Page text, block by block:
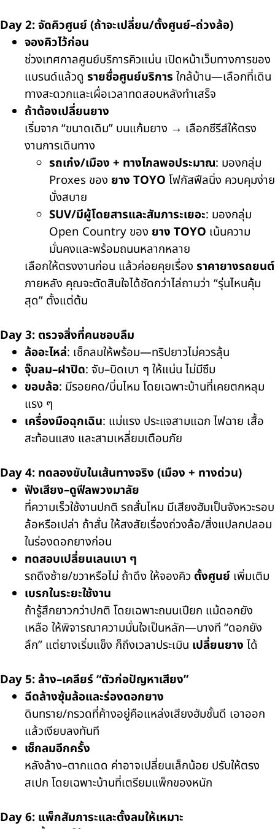
Day 2: จัดคิวศูนย์ (ถ้าจะเปลี่ยน/ตั้งศูนย์–ถ่วงล้อ)
จองคิวไว้ก่อน
ช่วงเทศกาลศูนย์บริการคิวแน่น เปิดหน้าเว็บทางการของ
แบรนด์แล้วดู รายชื่อศูนย์บริการ ใกล้บ้าน—เลือกที่เดิน
ทางสะดวกและเผื่อเวลาทดสอบหลังทำเสร็จ
ถ้าต้องเปลี่ยนยาง
เริ่มจาก “ขนาดเดิม” บนแก้มยาง → เลือกซีรีส์ให้ตรง
งานการเดินทาง
รถเก๋ง/เมือง + ทางไกลพอประมาณ: มองกลุ่ม
Proxes ของ ยาง TOYO โฟกัสฟีลนิ่ง ควบคุมง่าย
นั่งสบาย
SUV/มีผู้โดยสารและสัมภาระเยอะ: มองกลุ่ม
Open Country ของ ยาง TOYO เน้นความ
มั่นคงและพร้อมถนนหลากหลาย
เลือกให้ตรงงานก่อน แล้วค่อยคุยเรื่อง ราคายางรถยนต์
ภายหลัง คุณจะตัดสินใจได้ชัดกว่าไล่ถามว่า “รุ่นไหนคุ้ม
สุด” ตั้งแต่ต้น
Day 3: ตรวจสิ่งที่คนชอบลืม
ล้ออะไหล่: เช็กลมให้พร้อม—ทริปยาวไม่ควรลุ้น
จุ๊บลม–ฝาปิด: จับ–บิดเบา ๆ ให้แน่น ไม่มีซึม
ขอบล้อ: มีรอยคด/บิ่นไหม โดยเฉพาะบ้านที่เคยตกหลุม
แรง ๆ
เครื่องมือฉุกเฉิน: แม่แรง ประแจสามแฉก ไฟฉาย เสื้อ
สะท้อนแสง และสามเหลี่ยมเตือนภัย
Day 4: ทดลองขับในเส้นทางจริง (เมือง + ทางด่วน)
ฟังเสียง–ดูฟีลพวงมาลัย
ที่ความเร็วใช้งานปกติ รถสั่นไหม มีเสียงฮัมเป็นจังหวะรอบ
ล้อหรือเปล่า ถ้าสั่น ให้สงสัยเรื่องถ่วงล้อ/สิ่งแปลกปลอม
ในร่องดอกยางก่อน
ทดสอบเปลี่ยนเลนเบา ๆ
รถดึงซ้าย/ขวาหรือไม่ ถ้าดึง ให้จองคิว ตั้งศูนย์ เพิ่มเติม
เบรกในระยะใช้งาน
ถ้ารู้สึกยาวกว่าปกติ โดยเฉพาะถนนเปียก แม้ดอกยัง
เหลือ ให้พิจารณาความมั่นใจเป็นหลัก—บางที “ดอกยัง
ลึก” แต่ยางเริ่มแข็ง ก็ถึงเวลาประเมิน เปลี่ยนยาง ได้
Day 5: ล้าง–เคลียร์ “ตัวก่อปัญหาเสียง”
ฉีดล้างซุ้มล้อและร่องดอกยาง
ดินทราย/กรวดที่ค้างอยู่คือแหล่งเสียงฮัมชั้นดี เอาออก
แล้วเงียบลงทันที
เช็กลมอีกครั้ง
หลังล้าง–ตากแดด ค่าอาจเปลี่ยนเล็กน้อย ปรับให้ตรง
สเปก โดยเฉพาะบ้านที่เตรียมแพ็กของหนัก
Day 6: แพ็กสัมภาระและตั้งลมให้เหมาะ